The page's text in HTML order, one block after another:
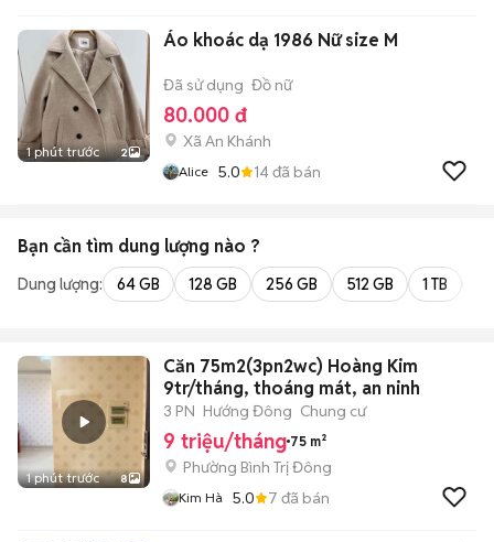
1 phút trước 2
Áo khoác dạ 1986 Nữ size M
Đã sử dụng Đồ nữ
80.000 đ
Xã An Khánh
Alice 5.0 14đã bán
Bạn cần tìm dung lượng nào ?
Dung lượng: 64 GB 128 GB 256 GB 512 GB 1 TB
1 phút trước 8
Căn 75m2(3pn2wc) Hoàng Kim
9tr/tháng, thoáng mát, an ninh
3 PN Hướng Đông Chung cư
9 triệu/tháng 75 m²
Phường Bình Trị Đông
Kim Hà 5.0 7 đã bán